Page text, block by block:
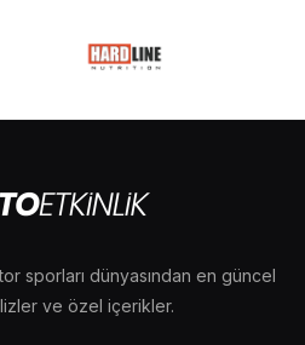
sporları dünyasından en güncel
ve özel içerikler.